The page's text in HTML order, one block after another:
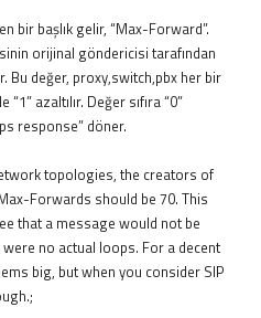
bir başlık gelir, “Max-Forward”.
orijinal göndericisi tarafından
Bu değer, proxy,switch,pbx her bir
azaltılır. Değer sıfıra “0”
response” döner.
topologies, the creators of
Forwards should be 70. This
that a message would not be
no actual loops. For a decent
big, but when you consider SIP